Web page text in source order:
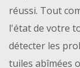
réussi. Tout
l'état de votre
détecter les
tuiles abîmées